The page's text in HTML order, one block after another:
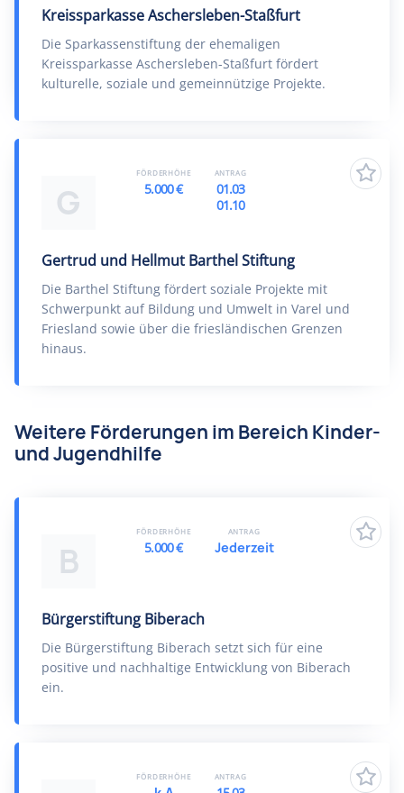
Kreissparkasse Aschersleben-Staßfurt
Die Sparkassenstiftung der ehemaligen
Kreissparkasse Aschersleben-Staßfurt fördert
kulturelle, soziale und gemeinnützige Projekte.
G
Gertrud und Hellmut Barthel Stiftung
Die Barthel Stiftung fördert soziale Projekte mit
Schwerpunkt auf Bildung und Umwelt in Varel und
Friesland sowie über die friesländischen Grenzen
hinaus.
FÖRDERHÖHE
5.000 €
ANTRAG
01.03
01.10
Weitere Förderungen im Bereich Kinder-
und Jugendhilfe
B
Bürgerstiftung Biberach
Die Bürgerstiftung Biberach setzt sich für eine
positive und nachhaltige Entwicklung von Biberach
ein.
FÖRDERHÖHE
5.000 €
ANTRAG
Jederzeit
FÖRDERHÖHE ANTRAG